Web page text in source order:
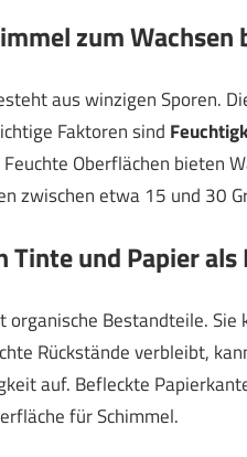
zum Wachsen
aus winzigen Sporen.
Faktoren sind
Oberflächen bieten
zwischen etwa 15 und 30
Tinte und Papier
organische Bestandteile.
Rückstände verbleibt,
auf. Befleckte
für Schimmel.